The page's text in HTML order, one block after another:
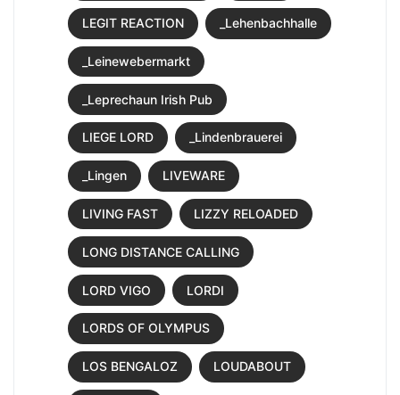
LEGIT REACTION _Lehenbachhalle
_Leinewebermarkt
_Leprechaun Irish Pub
LIEGE LORD _Lindenbrauerei
_Lingen LIVEWARE
LIVING FAST LIZZY RELOADED
LONG DISTANCE CALLING
LORD VIGO LORDI
LORDS OF OLYMPUS
LOS BENGALOZ LOUDABOUT